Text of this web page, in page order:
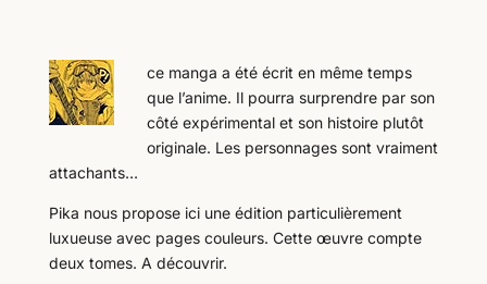
ce manga a été écrit en même temps
que l’anime. Il pourra surprendre par son
côté expérimental et son histoire plutôt
originale. Les personnages sont vraiment
attachants…
Pika nous propose ici une édition particulièrement
luxueuse avec pages couleurs. Cette œuvre compte
deux tomes. A découvrir.